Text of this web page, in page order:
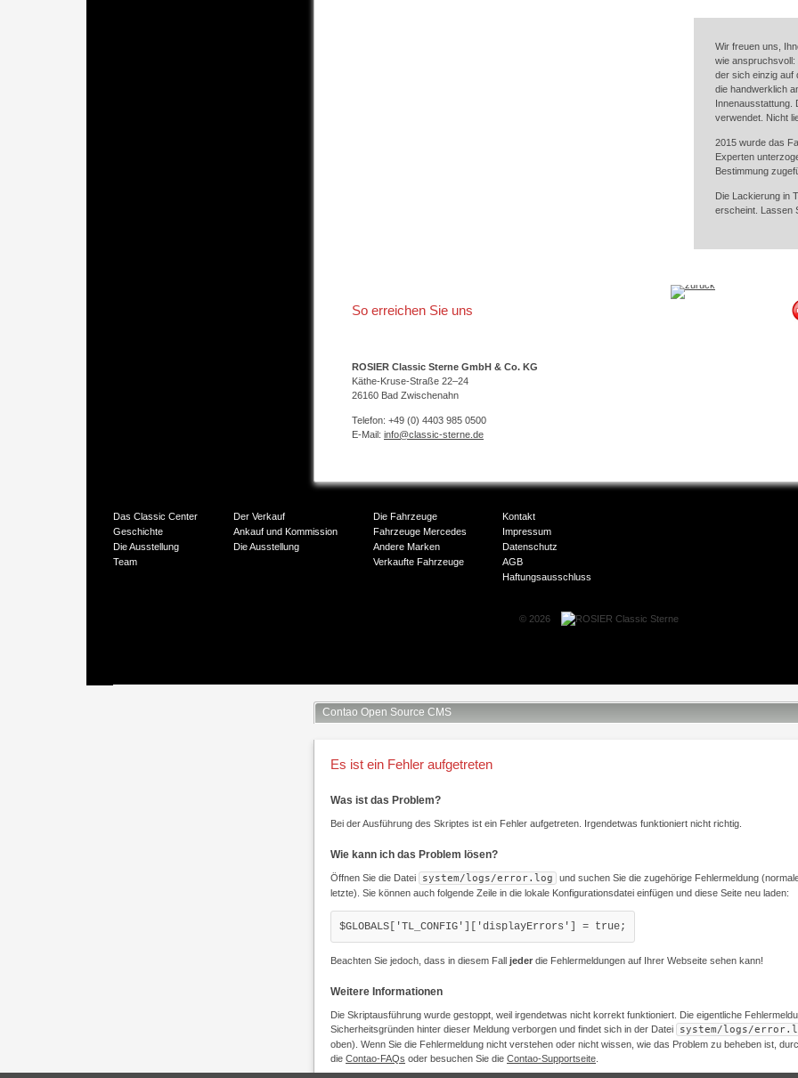
Wir freuen uns,
wie anspruchsvoll:
der sich einzig auf
die handwerklich
Innenausstattung.
verwendet. Nicht
2015 wurde das
Experten
Bestimmung
Die Lackierung in
erscheint. Lassen
So erreichen Sie uns
ROSIER Classic Sterne GmbH & Co. KG
Käthe-Kruse-Straße 22–24
26160 Bad Zwischenahn
Telefon: +49 (0) 4403 985 0500
E-Mail: info@classic-sterne.de
Das Classic Center
Geschichte
Die Ausstellung
Team
Der Verkauf
Ankauf und Kommission
Die Ausstellung
Die Fahrzeuge
Fahrzeuge Mercedes
Andere Marken
Verkaufte Fahrzeuge
Kontakt
Impressum
Datenschutz
AGB
Haftungsausschluss
© 2026
Contao Open Source CMS
Es ist ein Fehler aufgetreten
Was ist das Problem?
Bei der Ausführung des Skriptes ist ein Fehler aufgetreten. Irgendetwas funktioniert nicht richtig.
Wie kann ich das Problem lösen?
Öffnen Sie die Datei system/logs/error.log
und suchen Sie die zugehörige Fehlermeldung
letzte). Sie können auch folgende Zeile in die lokale Konfigurationsdatei einfügen und diese Seite neu laden:
$GLOBALS['TL_CONFIG']['displayErrors'] = true;
Beachten Sie jedoch, dass in diesem Fall jeder die Fehlermeldungen auf Ihrer Webseite sehen kann!
Weitere Informationen
Die Skriptausführung wurde gestoppt, weil irgendetwas nicht korrekt funktioniert. Die eigentliche
Sicherheitsgründen hinter dieser Meldung verborgen und findet sich in der Datei
system/logs/
oben). Wenn Sie die Fehlermeldung nicht verstehen oder nicht wissen, wie das Problem zu beheben ist,
die Contao-FAQs oder besuchen Sie die Contao-Supportseite